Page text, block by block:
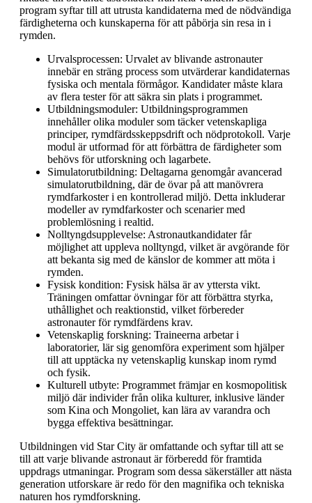
program syftar till att utrusta kandidaterna med de nödvändiga
färdigheterna och kunskaperna för att påbörja sin resa in i
rymden.
Urvalsprocessen: Urvalet av blivande astronauter
innebär en sträng process som utvärderar kandidaternas
fysiska och mentala förmågor. Kandidater måste klara
av flera tester för att säkra sin plats i programmet.
Utbildningsmoduler: Utbildningsprogrammen
innehåller olika moduler som täcker vetenskapliga
principer, rymdfärdsskeppsdrift och nödprotokoll. Varje
modul är utformad för att förbättra de färdigheter som
behövs för utforskning och lagarbete.
Simulatorutbildning: Deltagarna genomgår avancerad
simulatorutbildning, där de övar på att manövrera
rymdfarkoster i en kontrollerad miljö. Detta inkluderar
modeller av rymdfarkoster och scenarier med
problemlösning i realtid.
Nolltyngdsupplevelse: Astronautkandidater får
möjlighet att uppleva nolltyngd, vilket är avgörande för
att bekanta sig med de känslor de kommer att möta i
rymden.
Fysisk kondition: Fysisk hälsa är av yttersta vikt.
Träningen omfattar övningar för att förbättra styrka,
uthållighet och reaktionstid, vilket förbereder
astronauter för rymdfärdens krav.
Vetenskaplig forskning: Traineerna arbetar i
laboratorier, lär sig genomföra experiment som hjälper
till att upptäcka ny vetenskaplig kunskap inom rymd
och fysik.
Kulturell utbyte: Programmet främjar en kosmopolitisk
miljö där individer från olika kulturer, inklusive länder
som Kina och Mongoliet, kan lära av varandra och
bygga effektiva besättningar.
Utbildningen vid Star City är omfattande och syftar till att se
till att varje blivande astronaut är förberedd för framtida
uppdrags utmaningar. Program som dessa säkerställer att nästa
generation utforskare är redo för den magnifika och tekniska
naturen hos rymdforskning.